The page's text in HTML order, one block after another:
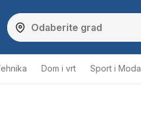
Dom i vrt Sport i Moda